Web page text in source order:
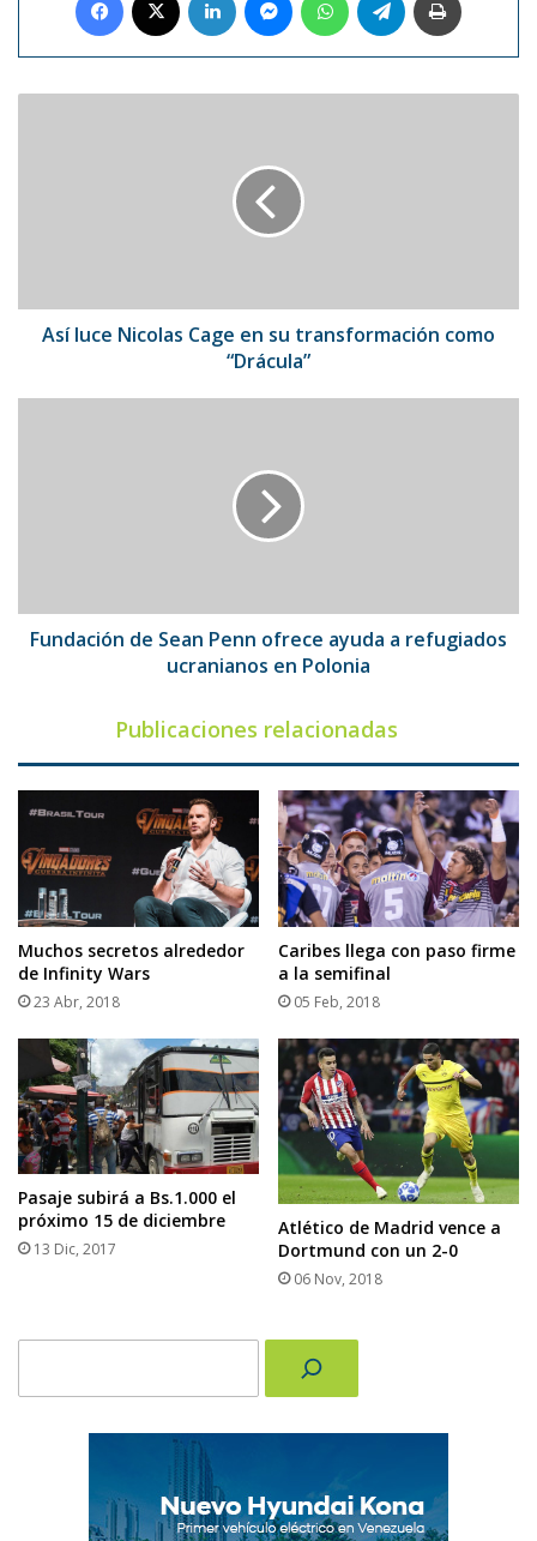
“Drácula”
Así luce Nicolas Cage en su transformación como
“Drácula”
ucranianos
enFundación de Sean Penn ofrece ayuda a refugiados
ucranianos en Polonia
Publicaciones relacionadas
Muchos secretos alrededor
de Infinity Wars
23 Abr, 2018
Caribes llega con paso firme
a la semifinal
05 Feb, 2018
Pasaje subirá a Bs.1.000 el
próximo 15 de diciembre
13 Dic, 2017
Atlético de Madrid vence a
Dortmund con un 2-0
06 Nov, 2018